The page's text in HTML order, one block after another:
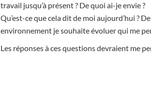
travail jusqu’à présent ? De quoi ai-je envie ?
Qu’est-ce que cela dit de moi aujourd’hui ?
environnement je souhaite évoluer qui me
Les réponses à ces questions devraient me